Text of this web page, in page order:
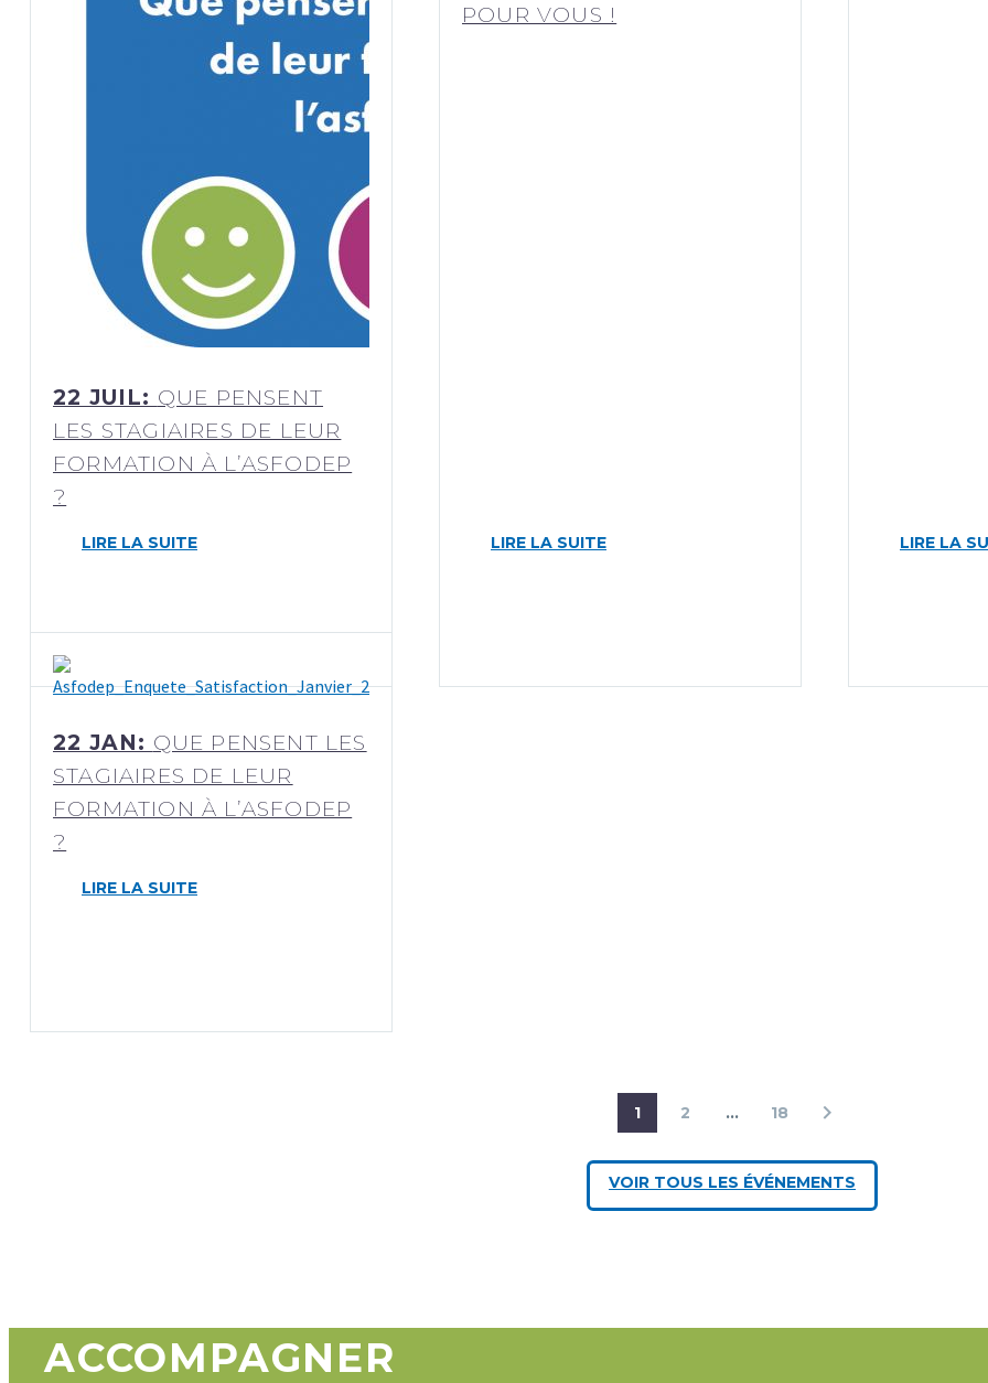
22 JUIL: QUE PENSENT
LES STAGIAIRES DE LEUR
FORMATION À L’ASFODEP
?
LIRE LA SUITE
POUR VOUS !
LIRE LA SUITE LIRE LA
22 JAN: QUE PENSENT LES
STAGIAIRES DE LEUR
FORMATION À L’ASFODEP
?
LIRE LA SUITE
1 2 … 18
VOIR TOUS LES ÉVÉNEMENTS
ACCOMPAGNER